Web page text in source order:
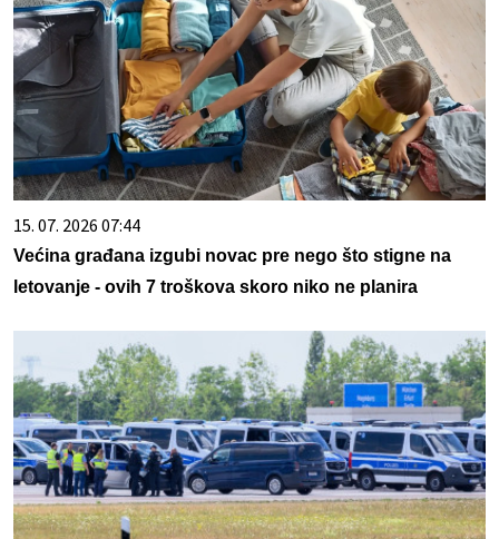
15. 07. 2026 07:44
Većina građana izgubi novac pre nego što stigne na
letovanje - ovih 7 troškova skoro niko ne planira